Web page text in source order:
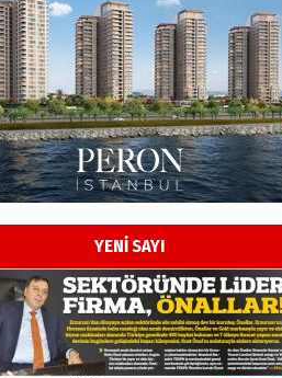
YENİ SAYI
Esat BİNDESEN
Başkan Sekmen’den Erzurum’a
bir vizyon proje daha!
02 Ağustos 2026 Pazar
Kadir SABUNCUOĞLU
Erzurumspor’un köşe taşları
29 Haziran 2026 Pazartesi
Murat Şahsuvaroğlu ERKON’da
çıtayı yukarı taşırken,
yönetimdekiler aşağı
çekmemeli!
17 Şubat 2026 SalıOrhan BOZKURT